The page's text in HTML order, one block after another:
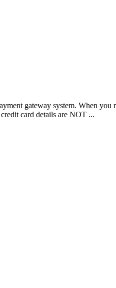
gateway system. When
card details are NOT ...